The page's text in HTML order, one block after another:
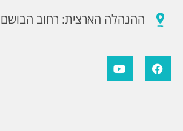
ההנהלה הארצית: רחוב הבושם 11, גילה ירושלים